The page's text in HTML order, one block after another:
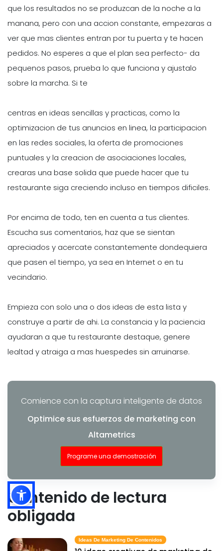
que los resultados no se produzcan de la noche a la
manana, pero con una accion constante, empezaras a
ver que mas clientes entran por tu puerta y te hacen
pedidos. No esperes a que el plan sea perfecto- da
pequenos pasos, prueba lo que funciona y ajustalo
sobre la marcha. Si te
centras en ideas sencillas y practicas, como la
optimizacion de tus anuncios en linea, la participacion
en las redes sociales, la oferta de promociones
puntuales y la creacion de asociaciones locales,
crearas una base solida que puede hacer que tu
restaurante siga creciendo incluso en tiempos dificiles.
Por encima de todo, ten en cuenta a tus clientes.
Escucha sus comentarios, haz que se sientan
apreciados y acercate constantemente dondequiera
que pasen el tiempo, ya sea en Internet o en tu
vecindario.
Empieza con solo una o dos ideas de esta lista y
construye a partir de ahi. La constancia y la paciencia
ayudaran a que tu restaurante destaque, genere
lealtad y atraiga a mas huespedes sin arruinarse.
Comience con la captura inteligente de datos
Optimice sus esfuerzos de marketing con
Altametrics
Programe una demostración
Contenido de lectura
obligada
Ideas De Marketing De Contenidos